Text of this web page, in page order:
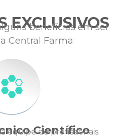
EXCLUSIVOS
benefícios em ser
Central Farma:
Científico
equipe de profissionais